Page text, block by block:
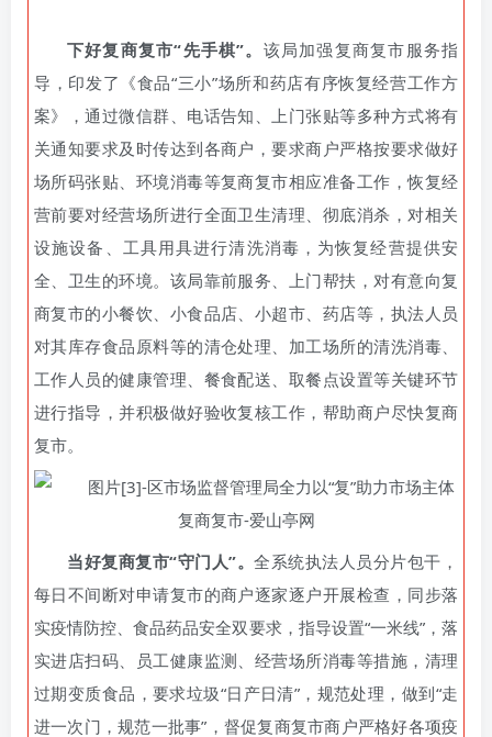
下好复商复市“先手棋”。 该局加强复商复市服务指
导，印发了《食品“三小”场所和药店有序恢复经营工作方
案》，通过微信群、电话告知、上门张贴等多种方式将有
关通知要求及时传达到各商户，要求商户严格按要求做好
场所码张贴、环境消毒等复商复市相应准备工作，恢复经
营前要对经营场所进行全面卫生清理、彻底消杀，对相关
设施设备、工具用具进行清洗消毒，为恢复经营提供安
全、卫生的环境。该局靠前服务、上门帮扶，对有意向复
商复市的小餐饮、小食品店、小超市、药店等，执法人员
对其库存食品原料等的清仓处理、加工场所的清洗消毒、
工作人员的健康管理、餐食配送、取餐点设置等关键环节
进行指导，并积极做好验收复核工作，帮助商户尽快复商
复市。
当好复商复市“守门人”。全系统执法人员分片包干，
每日不间断对申请复市的商户逐家逐户开展检查，同步落
实疫情防控、食品药品安全双要求，指导设置“一米线”，落
实进店扫码、员工健康监测、经营场所消毒等措施，清理
过期变质食品，要求垃圾“日产日清”，规范处理，做到“走
进一次门，规范一批事”，督促复商复市商户严格好各项疫